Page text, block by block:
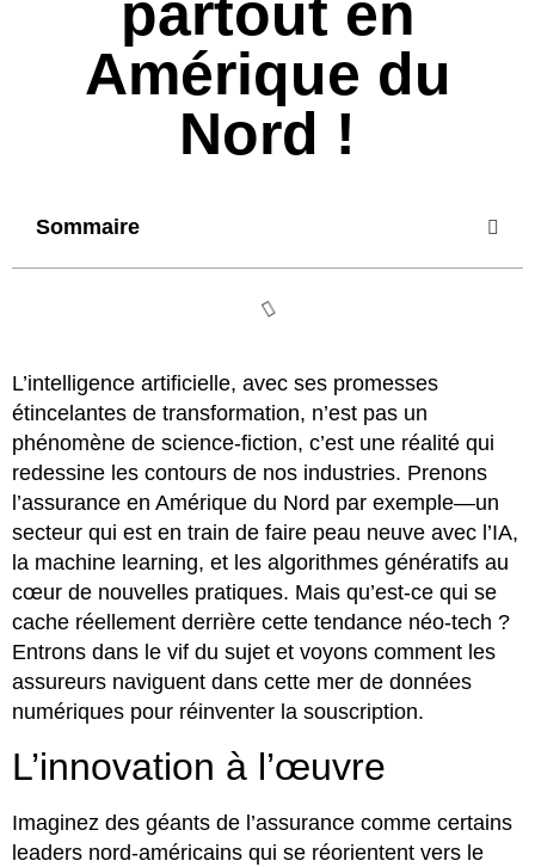
partout en
Amérique du
Nord !
Sommaire
L’intelligence artificielle, avec ses promesses
étincelantes de transformation, n’est pas un
phénomène de science-fiction, c’est une réalité qui
redessine les contours de nos industries. Prenons
l’assurance en Amérique du Nord par exemple—un
secteur qui est en train de faire peau neuve avec l’IA,
la machine learning, et les algorithmes génératifs au
cœur de nouvelles pratiques. Mais qu’est-ce qui se
cache réellement derrière cette tendance néo-tech ?
Entrons dans le vif du sujet et voyons comment les
assureurs naviguent dans cette mer de données
numériques pour réinventer la souscription.
L’innovation à l’œuvre
Imaginez des géants de l’assurance comme certains
leaders nord-américains qui se réorientent vers le